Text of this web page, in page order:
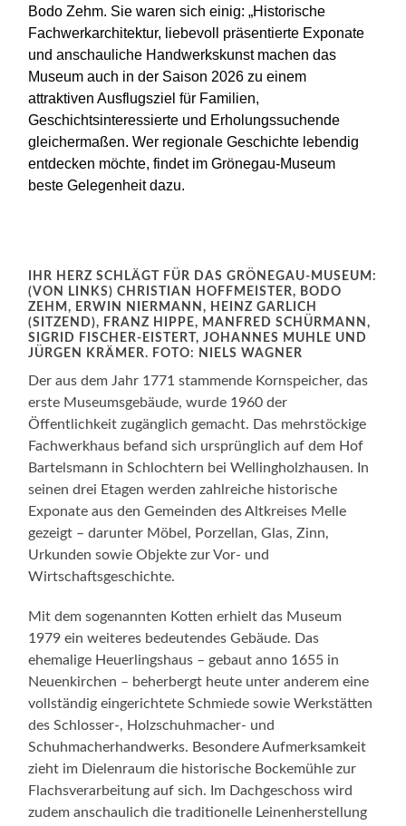
Bodo Zehm. Sie waren sich einig: „Historische
Fachwerkarchitektur, liebevoll präsentierte Exponate
und anschauliche Handwerkskunst machen das
Museum auch in der Saison 2026 zu einem
attraktiven Ausflugsziel für Familien,
Geschichtsinteressierte und Erholungssuchende
gleichermaßen. Wer regionale Geschichte lebendig
entdecken möchte, findet im Grönegau-Museum
beste Gelegenheit dazu.
IHR HERZ SCHLÄGT FÜR DAS GRÖNEGAU-MUSEUM:
(VON LINKS) CHRISTIAN HOFFMEISTER, BODO
ZEHM, ERWIN NIERMANN, HEINZ GARLICH
(SITZEND), FRANZ HIPPE, MANFRED SCHÜRMANN,
SIGRID FISCHER-EISTERT, JOHANNES MUHLE UND
JÜRGEN KRÄMER. FOTO: NIELS WAGNER
Der aus dem Jahr 1771 stammende Kornspeicher, das
erste Museumsgebäude, wurde 1960 der
Öffentlichkeit zugänglich gemacht. Das mehrstöckige
Fachwerkhaus befand sich ursprünglich auf dem Hof
Bartelsmann in Schlochtern bei Wellingholzhausen. In
seinen drei Etagen werden zahlreiche historische
Exponate aus den Gemeinden des Altkreises Melle
gezeigt – darunter Möbel, Porzellan, Glas, Zinn,
Urkunden sowie Objekte zur Vor- und
Wirtschaftsgeschichte.
Mit dem sogenannten Kotten erhielt das Museum
1979 ein weiteres bedeutendes Gebäude. Das
ehemalige Heuerlingshaus – gebaut anno 1655 in
Neuenkirchen – beherbergt heute unter anderem eine
vollständig eingerichtete Schmiede sowie Werkstätten
des Schlosser-, Holzschuhmacher- und
Schuhmacherhandwerks. Besondere Aufmerksamkeit
zieht im Dielenraum die historische Bockemühle zur
Flachsverarbeitung auf sich. Im Dachgeschoss wird
zudem anschaulich die traditionelle Leinenherstellung